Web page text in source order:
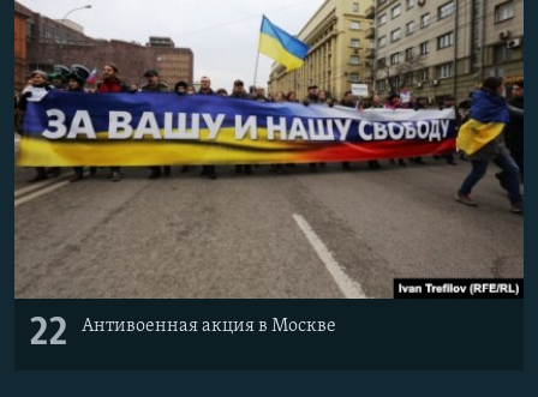
22 Антивоенная акция в Москве